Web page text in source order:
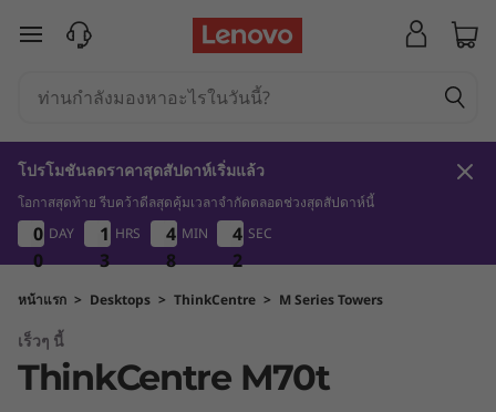
T
n
k
C
e
n
ข้ามไปที่เนื้อหาหลัก
โปรโมชันลดราคาสุดสัปดาห์เริ่มแล้ว
โอกาสสุดท้าย รีบคว้าดีลสุดคุ้มเวลาจำกัดตลอดช่วงสุดสัปดาห์นี้
0
0
0
0
0
0
0
0
DAY
1
3
1
3
1
3
1
3
HRS
4
8
4
8
4
8
4
8
MIN 4
4
1
4
2
4
1
SEC
หน้าแรก > Desktops > ThinkCentre > M Series Towers
เร็วๆ นี้
ThinkCentre M70t